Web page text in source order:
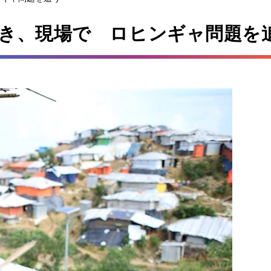
、現場で ロヒンギャ問題を